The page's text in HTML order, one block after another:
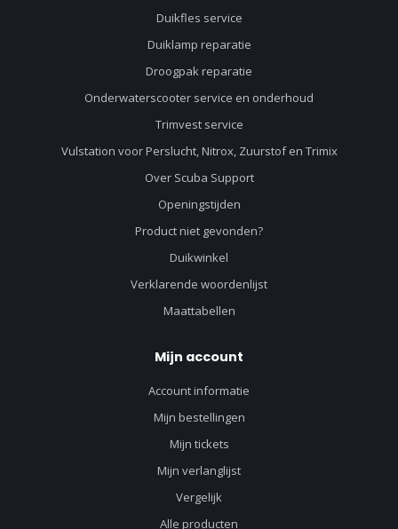
Duikfles service
Duiklamp reparatie
Droogpak reparatie
Onderwaterscooter service en onderhoud
Trimvest service
Vulstation voor Perslucht, Nitrox, Zuurstof en Trimix
Over Scuba Support
Openingstijden
Product niet gevonden?
Duikwinkel
Verklarende woordenlijst
Maattabellen
Mijn account
Account informatie
Mijn bestellingen
Mijn tickets
Mijn verlanglijst
Vergelijk
Alle producten